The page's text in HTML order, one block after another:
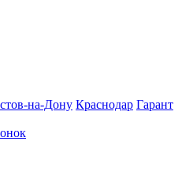
на-Дону Краснодар Гарант